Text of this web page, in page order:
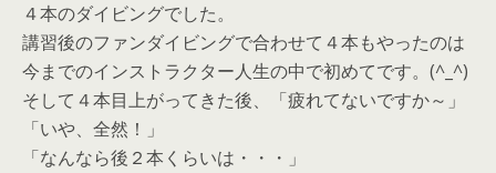
４本のダイビングでした。
講習後のファンダイビングで合わせて４本もやったのは
今までのインストラクター人生の中で初めてです。(^_^)
そして４本目上がってきた後、「疲れてないですか～」
「いや、全然！」
「なんなら後２本くらいは・・・」